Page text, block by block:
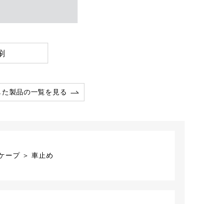
製品の一覧を見る
ープ ＞ 車止め